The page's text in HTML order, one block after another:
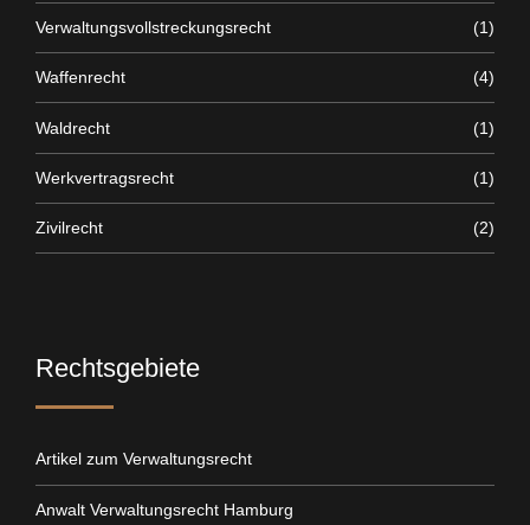
Verwaltungsvollstreckungsrecht (1)
Waffenrecht (4)
Waldrecht (1)
Werkvertragsrecht (1)
Zivilrecht (2)
Rechtsgebiete
Artikel zum Verwaltungsrecht
Anwalt Verwaltungsrecht Hamburg